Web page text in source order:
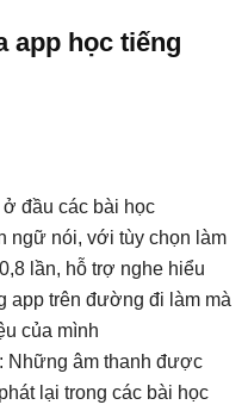
app học tiếng
đầu các bài học
ngữ nói, với tùy chọn làm
lần, hỗ trợ nghe hiểu
app trên đường đi làm mà
của mình
Những âm thanh được
lại trong các bài học